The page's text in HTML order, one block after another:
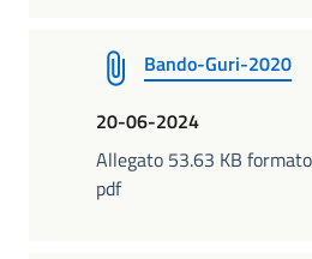
Bando-Guri-2020
20-06-2024
Allegato 53.63 KB formato
pdf